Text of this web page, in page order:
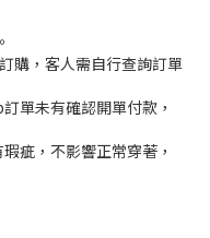
購，客人需自行查詢訂單
單未有確認開單付款，
疵，不影響正常穿著，